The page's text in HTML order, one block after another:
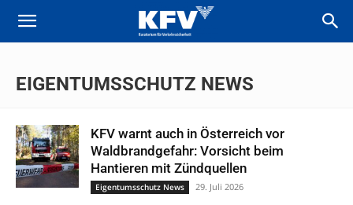
EIGENTUMSSCHUTZ NEWS
KFV warnt auch in Österreich vor
Waldbrandgefahr: Vorsicht beim
Hantieren mit Zündquellen
Eigentumsschutz News 29. Juli 2026